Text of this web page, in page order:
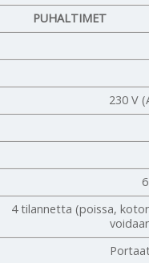
PUHALTIMET
230 V
4 tilannetta (poissa,